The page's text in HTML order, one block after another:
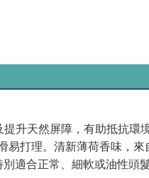
升天然屏障，有助抵抗環
打理。清新薄荷香味，來
適合正常、細軟或油性頭髮